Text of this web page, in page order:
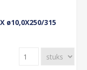
ø10,0X250/315